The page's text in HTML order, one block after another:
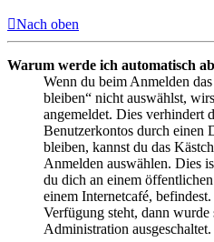
Nach oben
Warum werde ich automatisch
Wenn du beim Anmelden
bleiben“ nicht auswählst,
angemeldet. Dies verhindert
Benutzerkontos durch einen
bleiben, kannst du das
Anmelden auswählen. Dies
du dich an einem
einem Internetcafé,
Verfügung steht, dann
Administration ausgeschaltet.